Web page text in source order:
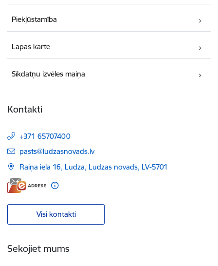
Piekļūstamība
Lapas karte
Sīkdatņu izvēles maiņa
Kontakti
+371 65707400
E-pasts:
pasts@ludzasnovads.lv
Raiņa iela 16, Ludza, Ludzas novads, LV-5701
Visi kontakti
Sekojiet mums